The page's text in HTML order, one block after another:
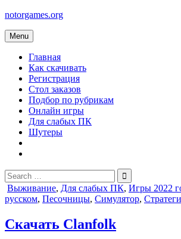
Skip
content
notorgames.org
Menu
Главная
Как скачивать
Регистрация
Стол заказов
Подбор по рубрикам
Онлайн игры
Для слабых ПК
Шутеры
Search
for:
Posted
in
Выживание, Для слабых ПК, Игры 2022
русском, Песочницы, Симулятор,
Скачать Clanfolk